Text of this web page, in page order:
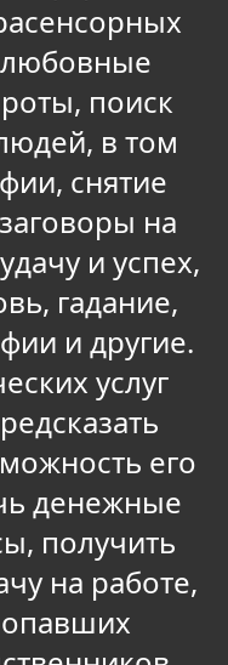
любовные
поиск
в том
снятие
на
и успех,
гадание,
и другие.
услуг
его
денежные
получить
на работе,